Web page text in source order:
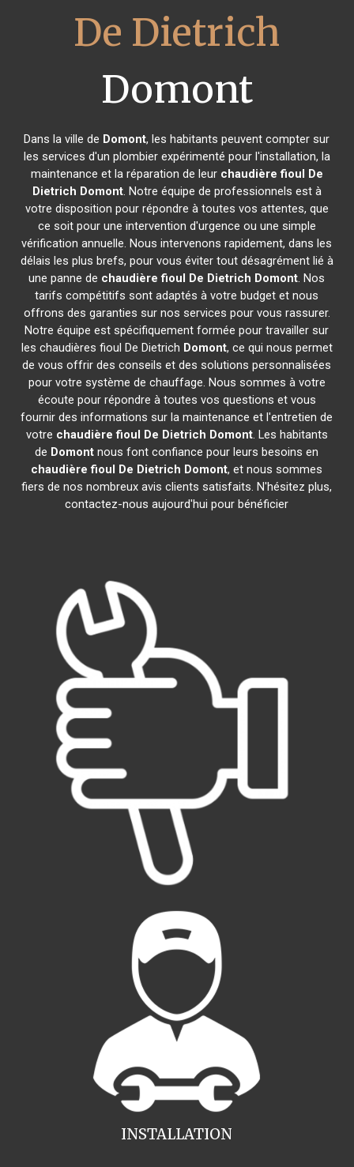
De Dietrich
Domont
Dans la ville de Domont, les habitants peuvent compter sur
les services d'un plombier expérimenté pour l'installation, la
maintenance et la réparation de leur chaudière fioul De
Dietrich Domont. Notre équipe de professionnels est à
votre disposition pour répondre à toutes vos attentes, que
ce soit pour une intervention d'urgence ou une simple
vérification annuelle. Nous intervenons rapidement, dans les
délais les plus brefs, pour vous éviter tout désagrément lié à
une panne de chaudière fioul De Dietrich Domont. Nos
tarifs compétitifs sont adaptés à votre budget et nous
offrons des garanties sur nos services pour vous rassurer.
Notre équipe est spécifiquement formée pour travailler sur
les chaudières fioul De Dietrich Domont, ce qui nous permet
de vous offrir des conseils et des solutions personnalisées
pour votre système de chauffage. Nous sommes à votre
écoute pour répondre à toutes vos questions et vous
fournir des informations sur la maintenance et l'entretien de
votre chaudière fioul De Dietrich Domont. Les habitants
de Domont nous font confiance pour leurs besoins en
chaudière fioul De Dietrich Domont, et nous sommes
fiers de nos nombreux avis clients satisfaits. N'hésitez plus,
contactez-nous aujourd'hui pour bénéficier
INSTALLATION